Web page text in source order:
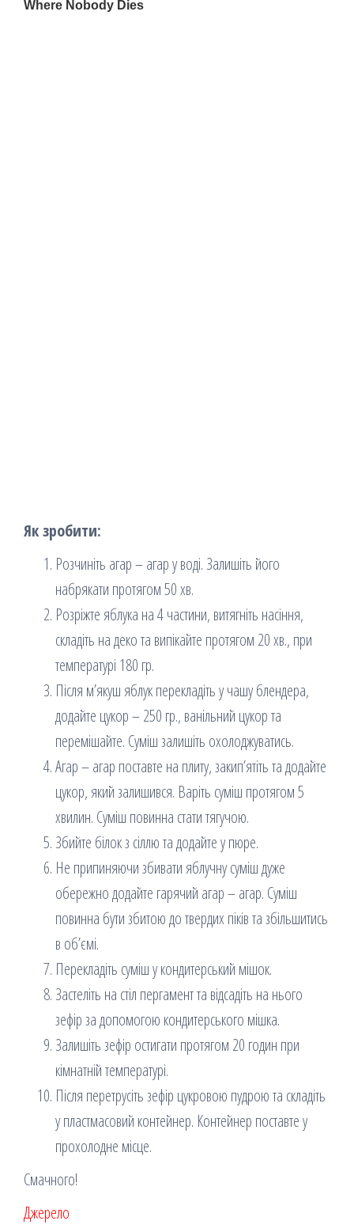
Як зробити:
Розчиніть агар – агар у воді. Залишіть його
набрякати протягом 50 хв.
Розріжте яблука на 4 частини, витягніть насіння,
складіть на деко та випікайте протягом 20 хв., при
температурі 180 гр.
Після м’якуш яблук перекладіть у чашу блендера,
додайте цукор – 250 гр., ванільний цукор та
перемішайте. Суміш залишіть охолоджуватись.
Агар – агар поставте на плиту, закип’ятіть та додайте
цукор, який залишився. Варіть суміш протягом 5
хвилин. Суміш повинна стати тягучою.
Збийте білок з сіллю та додайте у пюре.
Не припиняючи збивати яблучну суміш дуже
обережно додайте гарячий агар – агар. Суміш
повинна бути збитою до твердих піків та збільшитись
в об’ємі.
Перекладіть суміш у кондитерський мішок.
Застеліть на стіл пергамент та відсадіть на нього
зефір за допомогою кондитерського мішка.
Залишіть зефір остигати протягом 20 годин при
кімнатній температурі.
Після перетрусіть зефір цукровою пудрою та складіть
у пластмасовий контейнер. Контейнер поставте у
прохолодне місце.
Смачного!
Джерело